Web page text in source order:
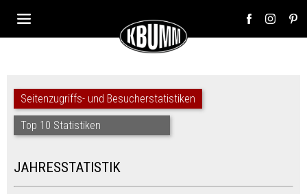
Seitenzugriffs- und Besucherstatistiken
Top 10 Statistiken
JAHRESSTATISTIK